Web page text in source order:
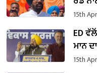
15th
ED
ਮਾਨ
15th